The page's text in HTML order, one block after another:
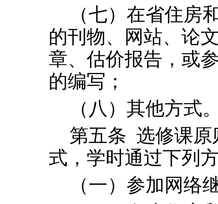
（七）在省住房
的刊物、网站、论
章、估价报告，或
的编写；
（八）其他方式
第五条 选修课原
式，学时通过下列
（一）参加网络